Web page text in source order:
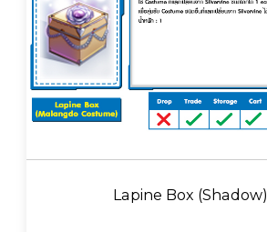
Lapine Box (Shadow)